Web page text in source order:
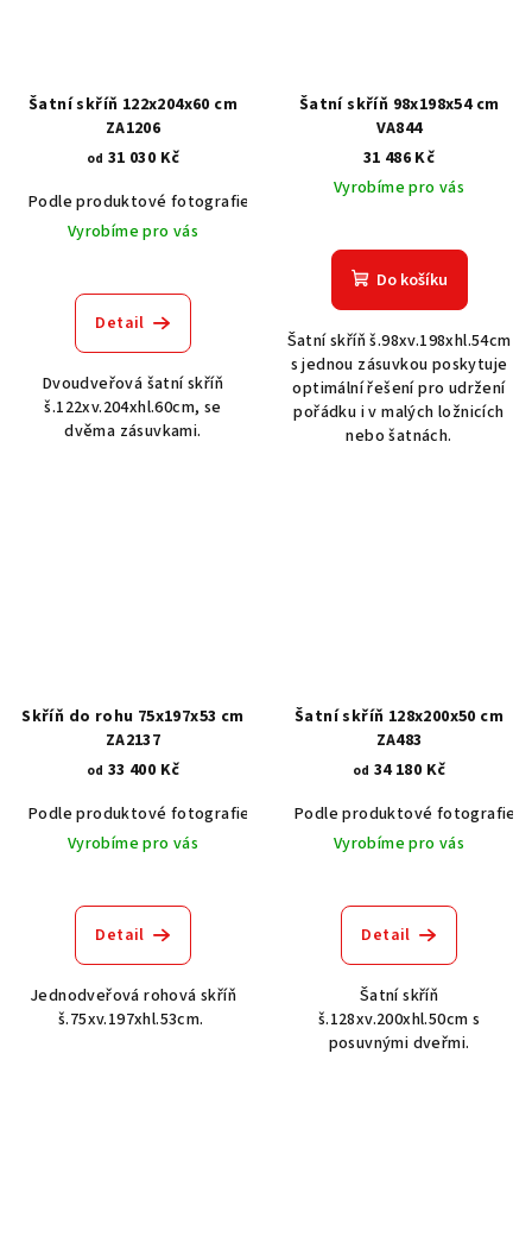
Šatní skříň 122x204x60 cm
ZA1206
od 31 030 Kč
Podle produktové fotografie
Akát vintage BT1551
Vyrobíme pro vás
Detail
Dvoudveřová šatní skříň
š.122xv.204xhl.60cm, se
dvěma zásuvkami.
Šatní skříň 98x198x54 cm
VA844
31 486 Kč
Vyrobíme pro vás
Do košíku
Šatní skříň š.98xv.198xhl.54cm
s jednou zásuvkou poskytuje
optimální řešení pro udržení
pořádku i v malých ložnicích
nebo šatnách.
Skříň do rohu 75x197x53 cm
ZA2137
od 33 400 Kč
Podle produktové fotografie
Akát vintage BT1551
Dub světlý
Vyrobíme pro vás
Detail
Jednodveřová rohová skříň
š.75xv.197xhl.53cm.
Šatní skříň 128x200x50 cm
ZA483
od 34 180 Kč
Podle produktové fotografie
Vyrobíme pro vás
Detail
Šatní skříň
š.128xv.200xhl.50cm s
posuvnými dveřmi.